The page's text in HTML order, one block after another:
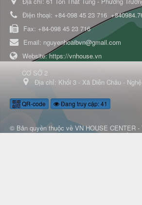
Điện thoại: +84-098 45 23 716
Fax: +84-098 45 23 716
Email: nguyenhoaibvn@gmail.com
Website:https://vnhouse.vn
CƠ SỞ 2
Địa chỉ: Khối 3 - Xã Diễn Châu -
QR-code Đang truy cập: 41
© Bản quyền thuộc về VN HOUSE CENTER